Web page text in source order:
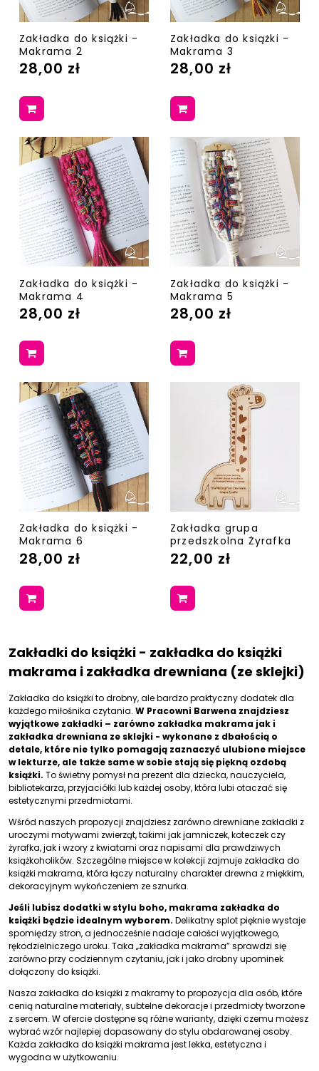
Zakładka do książki -
Makrama 2
28,00 zł
Zakładka do książki -
Makrama 3
28,00 zł
Zakładka do książki -
Makrama 4
28,00 zł
Zakładka do książki -
Makrama 5
28,00 zł
Zakładka do książki -
Makrama 6
28,00 zł
Zakładka grupa
przedszkolna Żyrafka
22,00 zł
Zakładki do książki - zakładka do książki
makrama i zakładka drewniana (ze sklejki)
Zakładka do książki to drobny, ale bardzo praktyczny dodatek dla
każdego miłośnika czytania. W Pracowni Barwena znajdziesz
wyjątkowe zakładki – zarówno zakładka makrama jak i
zakładka drewniana ze sklejki - wykonane z dbałością o
detale, które nie tylko pomagają zaznaczyć ulubione miejsce
w lekturze, ale także same w sobie stają się piękną ozdobą
książki. To świetny pomysł na prezent dla dziecka, nauczyciela,
bibliotekarza, przyjaciółki lub każdej osoby, która lubi otaczać się
estetycznymi przedmiotami.
Wśród naszych propozycji znajdziesz zarówno drewniane zakładki z
uroczymi motywami zwierząt, takimi jak jamniczek, koteczek czy
żyrafka, jak i wzory z kwiatami oraz napisami dla prawdziwych
książkoholików. Szczególne miejsce w kolekcji zajmuje zakładka do
książki makrama, która łączy naturalny charakter drewna z miękkim,
dekoracyjnym wykończeniem ze sznurka.
Jeśli lubisz dodatki w stylu boho, makrama zakładka do
książki będzie idealnym wyborem. Delikatny splot pięknie wystaje
spomiędzy stron, a jednocześnie nadaje całości wyjątkowego,
rękodzielniczego uroku. Taka „zakładka makrama” sprawdzi się
zarówno przy codziennym czytaniu, jak i jako drobny upominek
dołączony do książki.
Nasza zakładka do książki z makramy to propozycja dla osób, które
cenią naturalne materiały, subtelne dekoracje i przedmioty tworzone
z sercem. W ofercie dostępne są różne warianty, dzięki czemu możesz
wybrać wzór najlepiej dopasowany do stylu obdarowanej osoby.
Każda zakładka do książki makrama jest lekka, estetyczna i
wygodna w użytkowaniu.